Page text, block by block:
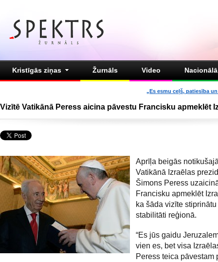
Kristīgās ziņas Žurnāls Video
„Es esmu ceļš, patiesība
Vizītē Vatikānā Peress aicina pāvestu Francisku apmeklēt
Aprīļa beigās
Vatikānā Izraēlas
Šimons Peress
Francisku apmeklēt
ka šāda vizīte
stabilitāti reģionā.
“Es jūs gaidu
vien es, bet visa
Peress teica pāvestam